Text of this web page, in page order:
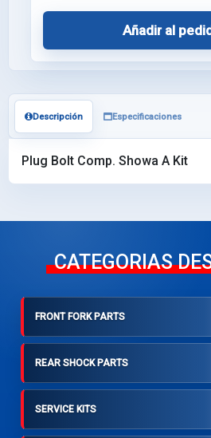
Añadir al
Descripción Especificaciones
Plug Bolt Comp. Showa A Kit
CATEGORIAS
FRONT FORK PARTS
REAR SHOCK PARTS
SERVICE KITS